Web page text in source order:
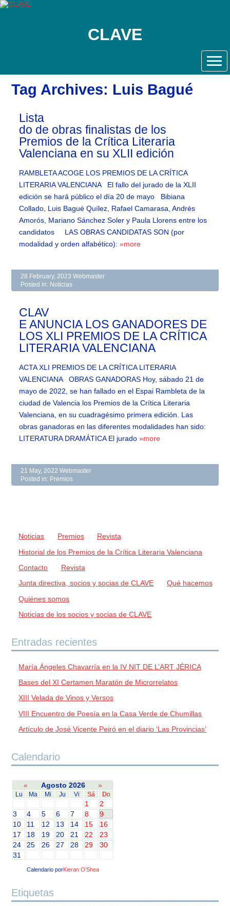
CLAVE
Tag Archives: Luis Bagué
Lista
do de obras finalistas de los
Premios de la Crítica Literaria
Valenciana en su XLII edición
RAMBLETA ACOGE LOS PREMIOS DE LA CRÍTICA
LITERARIA VALENCIANA El fallo del jurado de la XLII
edición se hará público el día 20 de mayo Bibiana
Collado, Luis Bagué Quílez, Rafael Camarasa, Andrés
Amorós, Mariano Sánchez Soler y Paula Llorens entre los
candidatos LAS OBRAS CANDIDATAS SON (por
modalidad y orden alfabético):»more
28 February, 2023 Webmaster
Posted in: Noticias
CLAV
E ANUNCIA LOS GANADORES DE
LOS XLI PREMIOS DE LA CRÍTICA
LITERARIA VALENCIANA
ACTA XLI PREMIOS DE LA CRÍTICA LITERARIA
VALENCIANA OBRAS GANADORAS Hoy, sábado 21 de
mayo de 2022, se han fallado en el Espai Rambleta de la
ciudad de Valencia los Premios de la Crítica Literaria
Valenciana, en su cuadragésimo primera edición. Las
obras ganadoras en las diferentes modalidades han sido:
LITERATURA DRAMÁTICA El jurado»more
21 May, 2022 Webmaster
Posted in: Premios
Noticias Premios
Revista
Historial de los Premios de la Crítica Literaria Valenciana
Contacto
Revista
Junta directiva, socios y socias de CLAVE
Qué hacemos
Quiénes somos
Noticias de los socios y socias de CLAVE
Entradas recientes
María Ángeles Chavarría en la IV NIT DE L’ART JÉRICA
Bases del XI Certamen Maratón de Microrrelatos
XIII Velada de Vinos y Versos
VIII Encuentro de Poesía en la Casa Verde de Chumillas
Artículo de José Vicente Peiró en el diario ‘Las Provincias’
Calendario
« Agosto 2026 »
Lu Ma Mi Ju Vi Sá Do
1
2
3
4 5 6 7 8
9
10
11 12 13 14 15
16
17
18 19 20 21 22
23
24
25 26 27 28 29
30
31
Calendario porKieran O'Shea
Etiquetas